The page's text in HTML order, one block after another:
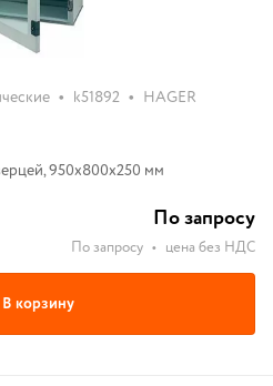
• k51892 • HAGER
950x800x250 мм
По запросу
По запросу • цена без НДС
В корзину